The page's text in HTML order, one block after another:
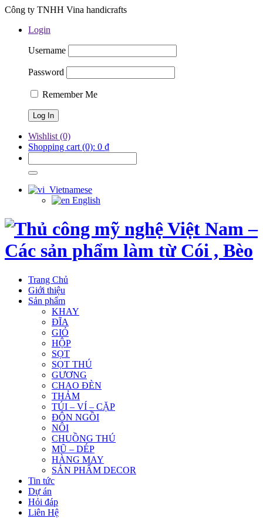
Công ty TNHH Vina handicrafts
Login
Username
Password
Remember Me
Wishlist (0)
Shopping cart (0): 0 ₫
Vietnamese
English
Trang Chủ
Giới thiệu
Sản phẩm
KHAY
ĐĨA
GIỎ
HỘP
SỌT
SỌT THÚ
GƯƠNG
CHAO ĐÈN
THẢM
TÚI – VÍ – CẶP
ĐÔN NGỒI
NÔI
CHUỒNG THÚ
MŨ – DÉP
HÀNG MAY
SẢN PHẨM DECOR
Tin tức
Dự án
Hỏi đáp
Liên Hệ